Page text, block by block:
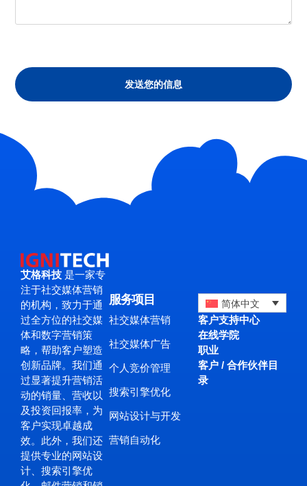
发送您的信息
艾格科技 是一家专
注于社交媒体营销
的机构，致力于通
过全方位的社交媒
体和数字营销策
略，帮助客户塑造
创新品牌。我们通
过显著提升营销活
动的销量、营收以
及投资回报率，为
客户实现卓越成
效。此外，我们还
提供专业的网站设
计、搜索引擎优
服务项目
社交媒体营销
社交媒体广告
个人竞价管理
搜索引擎优化
网站设计与开发
营销自动化
简体中文
客户支持中心
在线学院
职业
客户 / 合作伙伴目
录